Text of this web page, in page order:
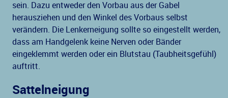
sein. Dazu entweder den Vorbau aus der Gabel
herausziehen und den Winkel des Vorbaus selbst
verändern. Die Lenkerneigung sollte so eingestellt werden,
dass am Handgelenk keine Nerven oder Bänder
eingeklemmt werden oder ein Blutstau (Taubheitsgefühl)
auftritt.
Sattelneigung